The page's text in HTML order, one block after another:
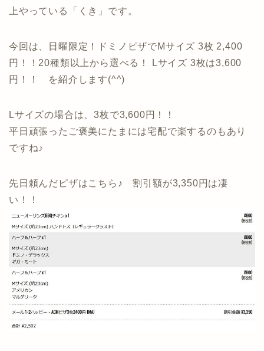
上やっている「くき」です。
今回は、日曜限定！ドミノピザでMサイズ 3枚 2,400
円！！20種類以上から選べる！ Lサイズ 3枚は3,600
円！！ を紹介します(^^)
Lサイズの場合は、3枚で3,600円！！
平日頑張ったご褒美にたまには宅配で楽するのもあり
ですね♪
先日頼んだピザはこちら♪ 割引額が3,350円は凄
い！！